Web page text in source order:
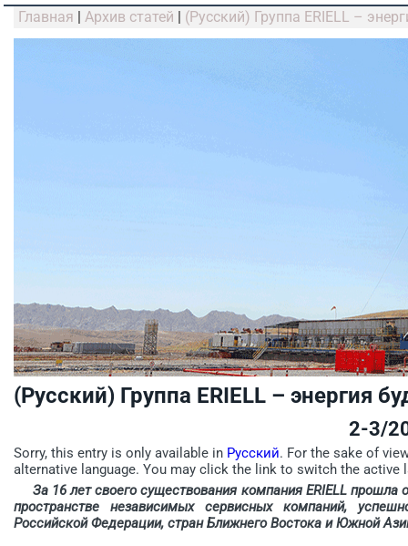
Главная | Архив статей | (Русский) Группа ERIELL –
(Русский) Группа ERIELL – энергия
2-3/
Sorry, this entry is only available in Русский. For the sake of
alternative language. You may click the link to switch the active
За 16 лет своего существования компания ERIELL прошла
пространстве независимых сервисных компаний,
Российской Федерации, стран Ближнего Востока и Южной